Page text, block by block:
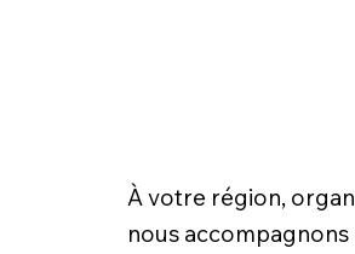
À votre région,
nous